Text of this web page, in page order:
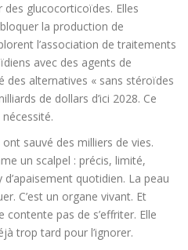
glucocorticoïdes. Elles
la production de
l’association de traitements
avec des agents de
des alternatives « sans stéroïdes
de dollars d’ici 2028. Ce
nécessité.
sauvé des milliers de vies.
un scalpel : précis, limité,
quotidien. La peau
C’est un organe vivant. Et
pas de s’effriter. Elle
trop tard pour l’ignorer.